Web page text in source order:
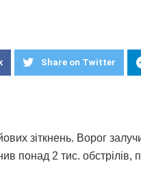
Share on Twitter
зіткнень. Ворог
понад 2 тис. обстрілів,